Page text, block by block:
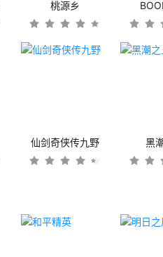
桃源乡
仙剑奇侠传九野 黑